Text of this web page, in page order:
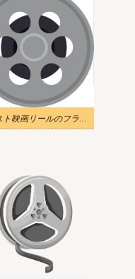
イラスト映画リールのフラットデザイン